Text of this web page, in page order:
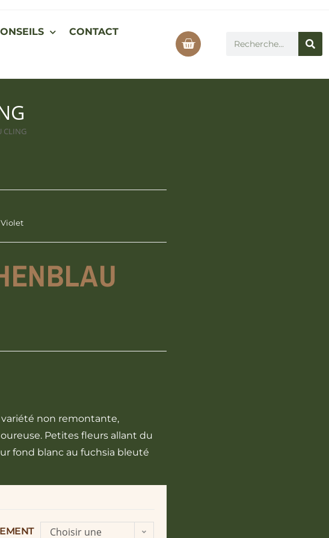
CONTACT
CLING
Violet
non remontante,
Petites fleurs allant du
fond blanc au fuchsia bleuté
Choisir une